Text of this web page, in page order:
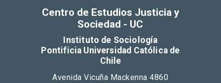
Centro de Estudios Justicia y
Sociedad - UC
Instituto de Sociología
Pontificia Universidad Católica de
Chile
Avenida Vicuña Mackenna 4860